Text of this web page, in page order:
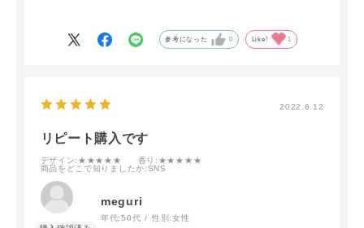
参考になった 0 Like! 1
2022.6.12
リピート購入です
デザイン:★★★★★ 香り :★★★★★
商品をどこで知りましたか:SNS
meguri
年代:50代 性別:女性